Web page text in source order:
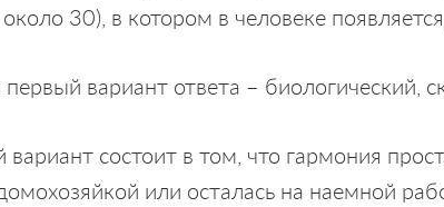
30), в котором в человеке
вариант ответа – биологический,
вариант состоит в том, что гармония
или осталась на наемной